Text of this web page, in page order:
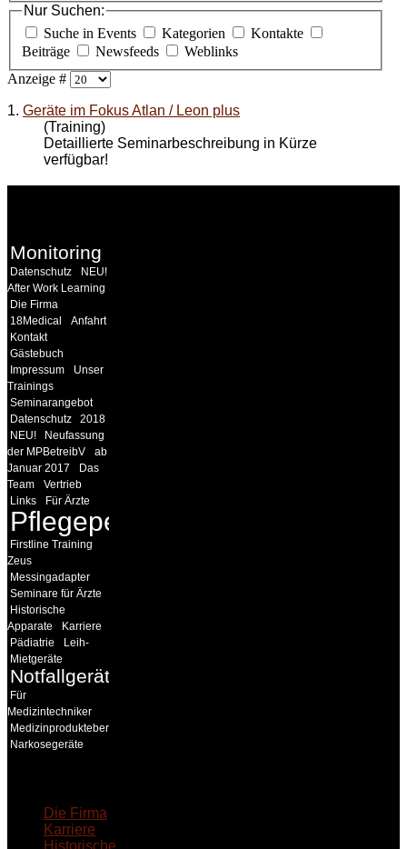
Nur Suchen:
Suche in Events
Kategorien
Kontakte
Beiträge
Newsfeeds
Weblinks
Anzeige #
1. Geräte im Fokus Atlan / Leon plus
(Training)
Detaillierte Seminarbeschreibung in Kürze
verfügbar!
Monitoring
Datenschutz
NEU!
After Work Learning
Die Firma
18Medical
Anfahrt
Kontakt
Gästebuch
Impressum
Unser
Trainings
Seminarangebot
Datenschutz
2018
NEU!
Neufassung
der MPBetreibV
ab
Januar 2017
Das
Team
Vertrieb
Links
Für Ärzte
Pflegepersonal
Firstline Training
Zeus
Messingadapter
Seminare für Ärzte
Historische
Apparate
Karriere
Pädiatrie
Leih-
Mietgeräte
Notfallgeräte
Für
Medizintechniker
Medizinprodukteberater
Narkosegeräte
Die Firma
Karriere
Historische